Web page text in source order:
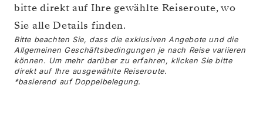
bitte direkt auf Ihre gewählte Reiseroute, wo
Sie alle Details finden.
Bitte beachten Sie, dass die exklusiven Angebote und die
Allgemeinen Geschäftsbedingungen je nach Reise variieren
können. Um mehr darüber zu erfahren, klicken Sie bitte
direkt auf Ihre ausgewählte Reiseroute.
*basierend auf Doppelbelegung.